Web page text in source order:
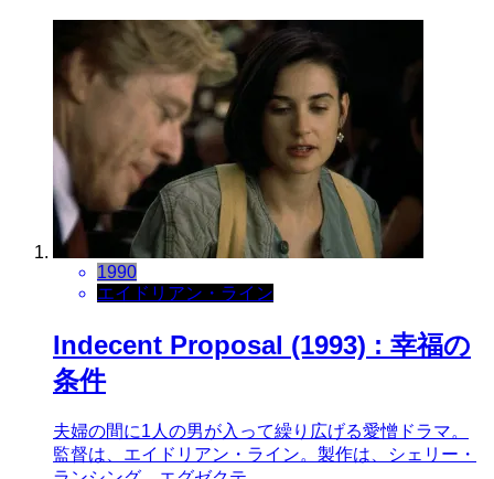
1990
エイドリアン・ライン
Indecent Proposal (1993) : 幸福の
条件
夫婦の間に1人の男が入って繰り広げる愛憎ドラマ。
監督は、エイドリアン・ライン。製作は、シェリー・